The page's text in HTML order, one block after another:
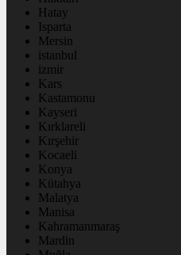
Hatay
Isparta
Mersin
istanbul
izmir
Kars
Kastamonu
Kayseri
Kırklareli
Kırşehir
Kocaeli
Konya
Kütahya
Malatya
Manisa
Kahramanmaraş
Mardin